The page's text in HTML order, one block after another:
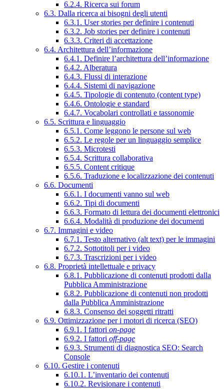
6.2.4. Ricerca sui forum
6.3. Dalla ricerca ai bisogni degli utenti
6.3.1. User stories per definire i contenuti
6.3.2. Job stories per definire i contenuti
6.3.3. Criteri di accettazione
6.4. Architettura dell’informazione
6.4.1. Definire l’architettura dell’informazione
6.4.2. Alberatura
6.4.3. Flussi di interazione
6.4.4. Sistemi di navigazione
6.4.5. Tipologie di contenuto (content type)
6.4.6. Ontologie e standard
6.4.7. Vocabolari controllati e tassonomie
6.5. Scrittura e linguaggio
6.5.1. Come leggono le persone sul web
6.5.2. Le regole per un linguaggio semplice
6.5.3. Microtesti
6.5.4. Scrittura collaborativa
6.5.5. Content critique
6.5.6. Traduzione e localizzazione dei contenuti
6.6. Documenti
6.6.1. I documenti vanno sul web
6.6.2. Tipi di documenti
6.6.3. Formato di lettura dei documenti elettronici
6.6.4. Modalità di produzione dei documenti
6.7. Immagini e video
6.7.1. Testo alternativo (alt text) per le immagini
6.7.2. Sottotitoli per i video
6.7.3. Trascrizioni per i video
6.8. Proprietà intellettuale e privacy
6.8.1. Pubblicazione di contenuti prodotti dalla
Pubblica Amministrazione
6.8.2. Pubblicazione di contenuti non prodotti
dalla Pubblica Amministrazione
6.8.3. Consenso dei soggetti ritratti
6.9. Ottimizzazione per i motori di ricerca (SEO)
6.9.1. I fattori on-page
6.9.2. I fattori off-page
6.9.3. Strumenti di diagnostica SEO: Search
Console
6.10. Gestire i contenuti
6.10.1. L’inventario dei contenuti
6.10.2. Revisionare i contenuti